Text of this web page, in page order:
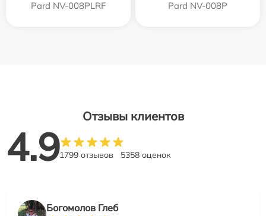
Pard NV-008PLRF Pard NV-008P
Отзывы клиентов
4.91799 отзывов 5358 оценок
Богомолов Глеб